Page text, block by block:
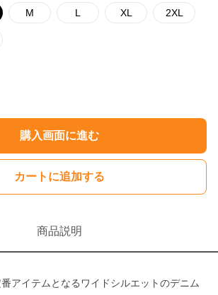
M L XL 2XL
購入画面に進む
カートに追加する
商品説明
アイテムとなるワイドシルエットのデニム